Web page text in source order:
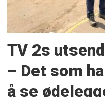
TV 2s
– Det som
å se